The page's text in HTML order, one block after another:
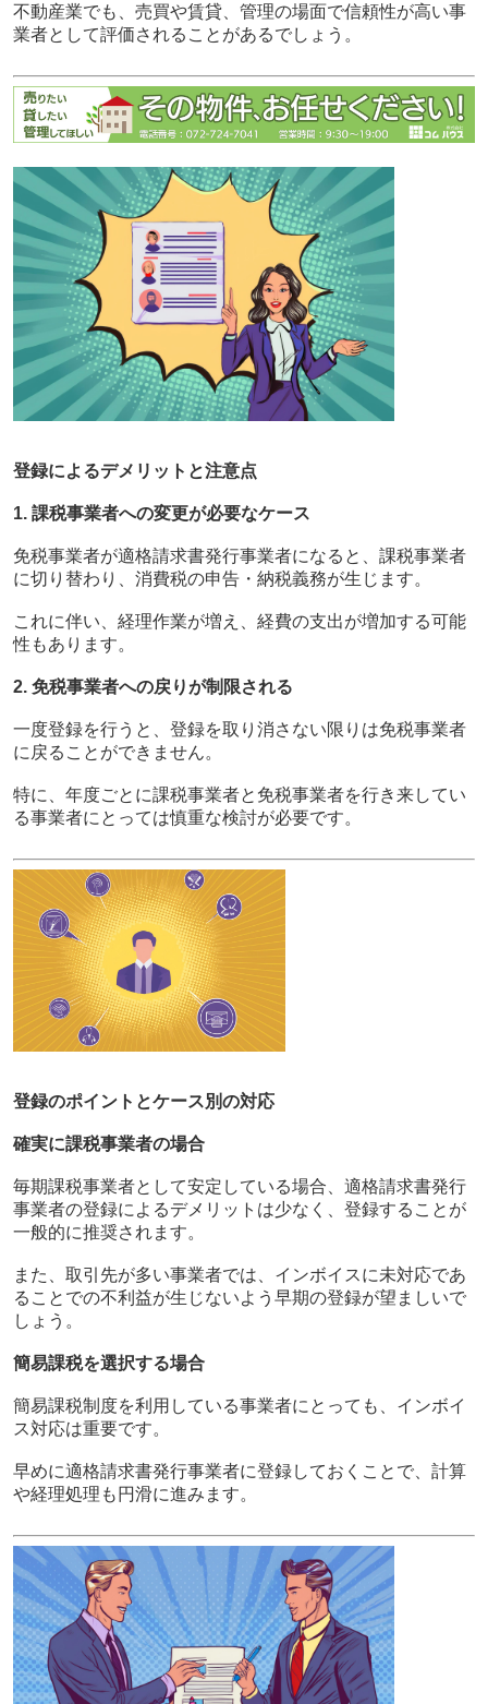
不動産業でも、売買や賃貸、管理の場面で信頼性が高い事
業者として評価されることがあるでしょう。
登録によるデメリットと注意点
1. 課税事業者への変更が必要なケース
免税事業者が適格請求書発行事業者になると、課税事業者
に切り替わり、消費税の申告・納税義務が生じます。
これに伴い、経理作業が増え、経費の支出が増加する可能
性もあります。
2. 免税事業者への戻りが制限される
一度登録を行うと、登録を取り消さない限りは免税事業者
に戻ることができません。
特に、年度ごとに課税事業者と免税事業者を行き来してい
る事業者にとっては慎重な検討が必要です。
登録のポイントとケース別の対応
確実に課税事業者の場合
毎期課税事業者として安定している場合、適格請求書発行
事業者の登録によるデメリットは少なく、登録することが
一般的に推奨されます。
また、取引先が多い事業者では、インボイスに未対応であ
ることでの不利益が生じないよう早期の登録が望ましいで
しょう。
簡易課税を選択する場合
簡易課税制度を利用している事業者にとっても、インボイ
ス対応は重要です。
早めに適格請求書発行事業者に登録しておくことで、計算
や経理処理も円滑に進みます。